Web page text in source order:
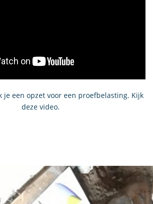
je een opzet voor een proefbelasting. Kijk
deze video.